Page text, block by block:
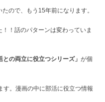
ので、もう15年前になります。
！話のパターンは変わっていま
との両立に役立つシリーズ」が個
す。漫画の中に部活に役立つ情報